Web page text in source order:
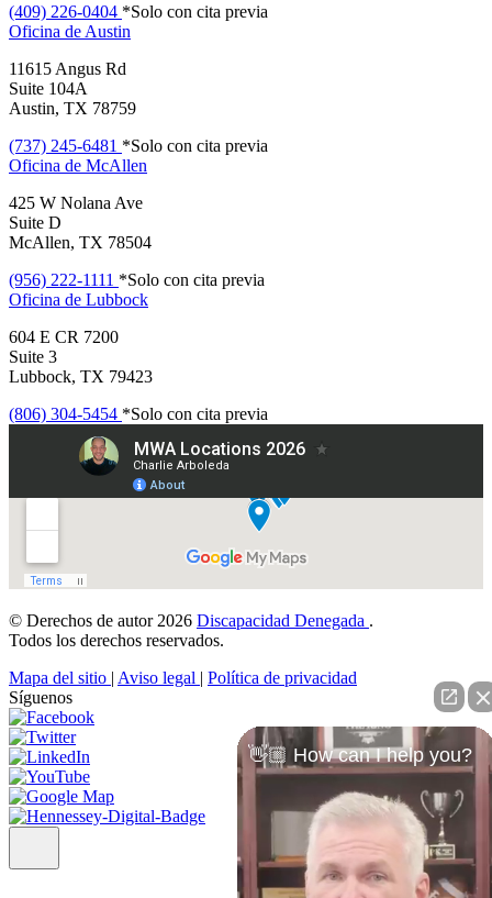
(409) 226-0404 *Solo con cita previa
Oficina de Austin
11615 Angus Rd
Suite 104A
Austin, TX 78759
(737) 245-6481 *Solo con cita previa
Oficina de McAllen
425 W Nolana Ave
Suite D
McAllen, TX 78504
(956) 222-1111 *Solo con cita previa
Oficina de Lubbock
604 E CR 7200
Suite 3
Lubbock, TX 79423
(806) 304-5454 *Solo con cita previa
© Derechos de autor 2026 Discapacidad Denegada .
Todos los derechos reservados.
Mapa del sitio | Aviso legal | Política de privacidad
Síguenos
👋🏼 How can I help you?